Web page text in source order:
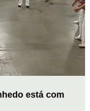
está com